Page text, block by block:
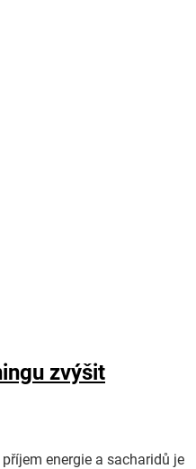
zvýšit
energie a sacharidů je